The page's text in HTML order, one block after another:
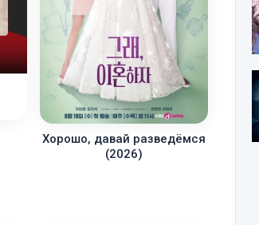
Хорошо, давай разведёмся
(2026)